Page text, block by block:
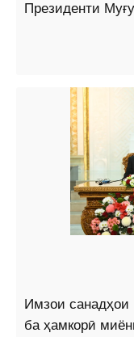
Президенти
Имзои санадҳои
ба ҳамкорӣ